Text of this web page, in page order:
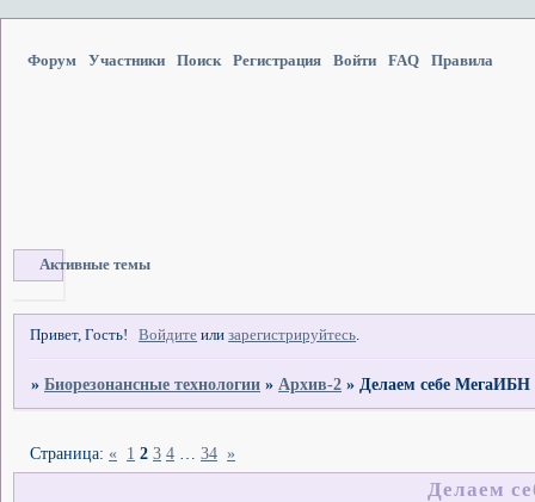
Форум Участники Поиск Регистрация Войти FAQ Правила
Активные темы
Привет, Гость! Войдите илизарегистрируйтесь.
»Биорезонансные технологии » Архив-2 » Делаем себе МегаИБН
Делаем
Страница: « 1 2 3 4 … 34 »